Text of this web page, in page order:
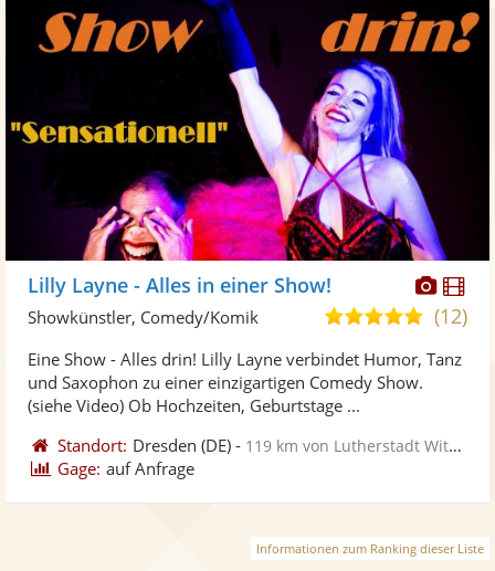
Fotos
Lilly Layne - Alles in einer Show!
5,0
5
(12)
Showkünstler, Comedy/Komik
Eine Show - Alles drin! Lilly Layne verbindet Humor, Tanz
und Saxophon zu einer einzigartigen Comedy Show.
(siehe Video) Ob Hochzeiten, Geburtstage ...
Standort: Dresden (DE) - 119 km von Lutherstadt Wittenberg
Gage: auf Anfrage
Informationen zum Ranking dieser Liste